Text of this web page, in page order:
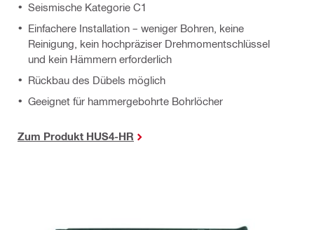
Seismische Kategorie C1
Einfachere Installation – weniger Bohren, keine
Reinigung, kein hochpräziser Drehmomentschlüssel
und kein Hämmern erforderlich
Rückbau des Dübels möglich
Geeignet für hammergebohrte Bohrlöcher
Zum Produkt HUS4-HR